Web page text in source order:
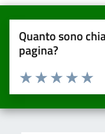
Quanto sono
pagina?
Valuta da 1 a 5 stelle la
Valuta 4
Valuta 3
Valuta 2 stelle
Valuta una stella su 5